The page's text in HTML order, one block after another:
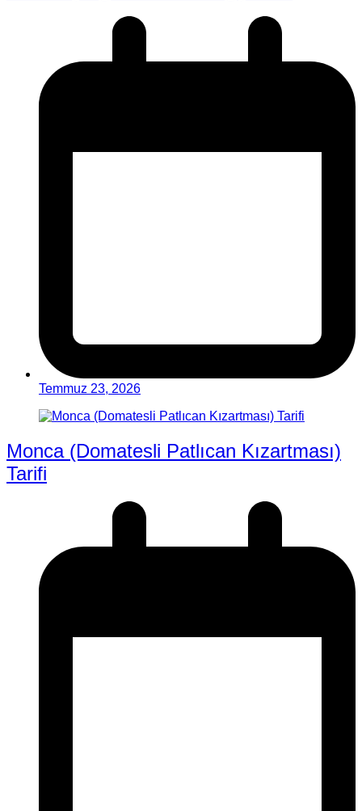
Temmuz 23, 2026
Monca (Domatesli Patlıcan Kızartması)
Tarifi